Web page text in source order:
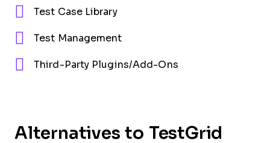
Test Case Library
Test Management
Third-Party Plugins/Add-Ons
Alternatives to TestGrid